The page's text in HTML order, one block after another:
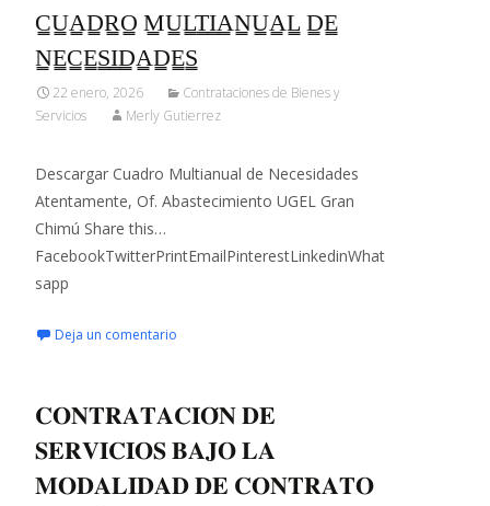
C̳U̳A̳D̳R̳O̳ M̳U̳L̳T̳I̳A̳N̳U̳A̳L̳ D̳E̳
N̳E̳C̳E̳S̳I̳D̳A̳D̳E̳S̳
22 enero, 2026
Contrataciones de Bienes y
Servicios
Merly Gutierrez
Descargar Cuadro Multianual de Necesidades
Atentamente, Of. Abastecimiento UGEL Gran
Chimú Share this…
FacebookTwitterPrintEmailPinterestLinkedinWhat
sapp
Deja un comentario
𝐂𝐎𝐍𝐓𝐑𝐀𝐓𝐀𝐂𝐈𝐎́𝐍 𝐃𝐄
𝐒𝐄𝐑𝐕𝐈𝐂𝐈𝐎𝐒 𝐁𝐀𝐉𝐎 𝐋𝐀
𝐌𝐎𝐃𝐀𝐋𝐈𝐃𝐀𝐃 𝐃𝐄 𝐂𝐎𝐍𝐓𝐑𝐀𝐓𝐎